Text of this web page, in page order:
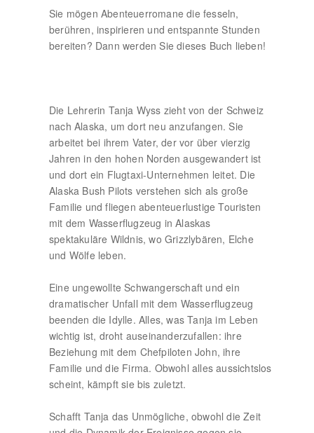
Sie mögen Abenteuerromane die fesseln,
berühren, inspirieren und entspannte Stunden
bereiten? Dann werden Sie dieses Buch lieben!
Die Lehrerin Tanja Wyss zieht von der Schweiz
nach Alaska, um dort neu anzufangen. Sie
arbeitet bei ihrem Vater, der vor über vierzig
Jahren in den hohen Norden ausgewandert ist
und dort ein Flugtaxi-Unternehmen leitet. Die
Alaska Bush Pilots verstehen sich als große
Familie und fliegen abenteuerlustige Touristen
mit dem Wasserflugzeug in Alaskas
spektakuläre Wildnis, wo Grizzlybären, Elche
und Wölfe leben.
Eine ungewollte Schwangerschaft und ein
dramatischer Unfall mit dem Wasserflugzeug
beenden die Idylle. Alles, was Tanja im Leben
wichtig ist, droht auseinanderzufallen: ihre
Beziehung mit dem Chefpiloten John, ihre
Familie und die Firma. Obwohl alles aussichtslos
scheint, kämpft sie bis zuletzt.
Schafft Tanja das Unmögliche, obwohl die Zeit